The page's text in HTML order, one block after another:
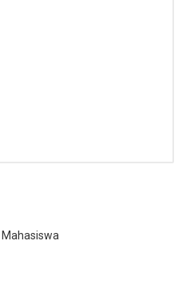
Mahasiswa